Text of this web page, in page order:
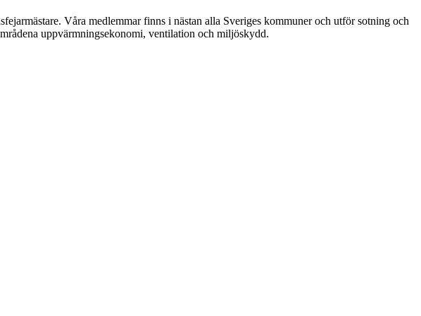
Våra medlemmar finns i nästan alla Sveriges kommuner och utför sotning och
uppvärmningsekonomi, ventilation och miljöskydd.